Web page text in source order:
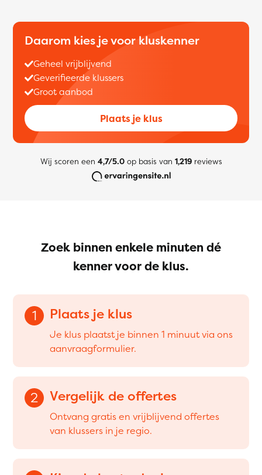
Daarom kies je voor kluskenner
Geheel vrijblijvend
Geverifieerde klussers
Groot aanbod
Plaats je klus
Wij scoren een 4,7/5.0op basis van 1,219reviews
Zoek binnen enkele minuten dé
kenner voor de klus.
1 Plaats je klus
Je klus plaatst je binnen 1 minuut via ons
aanvraagformulier.
2 Vergelijk de offertes
Ontvang gratis en vrijblijvend offertes
van klussers in je regio.